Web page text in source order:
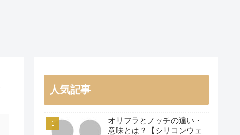
人気記事
オリフラとノッチの違い・
意味とは？【シリコンウェ